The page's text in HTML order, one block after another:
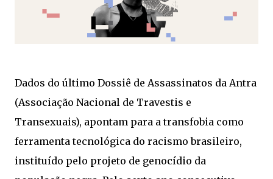
Dados do último Dossiê de Assassinatos da Antra
(Associação Nacional de Travestis e
Transexuais), apontam para a transfobia como
ferramenta tecnológica do racismo brasileiro,
instituído pelo projeto de genocídio da